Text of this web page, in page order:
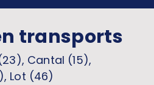
transports
Cantal (15),
Lot (46)